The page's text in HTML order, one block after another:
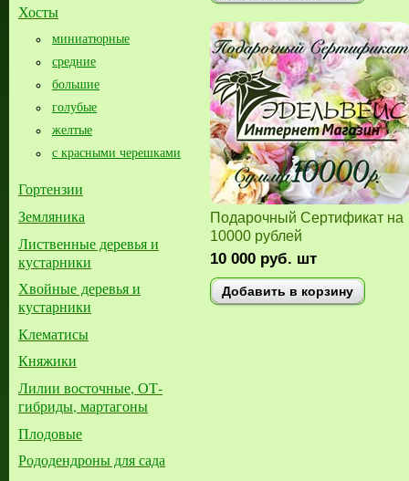
Хосты
миниатюрные
средние
большие​
голубые
желтые
с красными черешками
Гортензии
Земляника
Лиственные деревья и
кустарники
Хвойные деревья и
кустарники
Клематисы
Княжики
Лилии восточные, ОТ-
гибриды, мартагоны
Плодовые
Рододендроны для сада
Подарочный Сертификат на
10000 рублей
10 000 руб. шт
Добавить в корзину